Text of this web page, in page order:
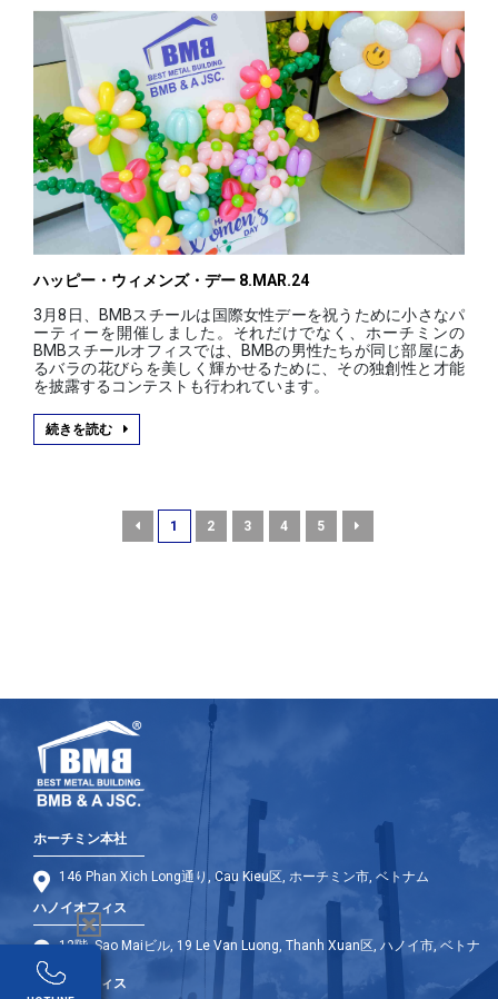
ハッピー・ウィメンズ・デー 8.MAR.24
3月8日、BMBスチールは国際女性デーを祝うために小さなパ
ーティーを開催しました。それだけでなく、ホーチミンの
BMBスチールオフィスでは、BMBの男性たちが同じ部屋にあ
るバラの花びらを美しく輝かせるために、その独創性と才能
を披露するコンテストも行われています。
続きを読む
1 2 3 4 5
ホーチミン本社
146 Phan Xich Long通り, Cau Kieu区, ホーチミン市, ベトナム
ハノイオフィス
12階, Sao Maiビル, 19 Le Van Luong, Thanh Xuan区, ハノイ市, ベトナ
ダナンオフィス